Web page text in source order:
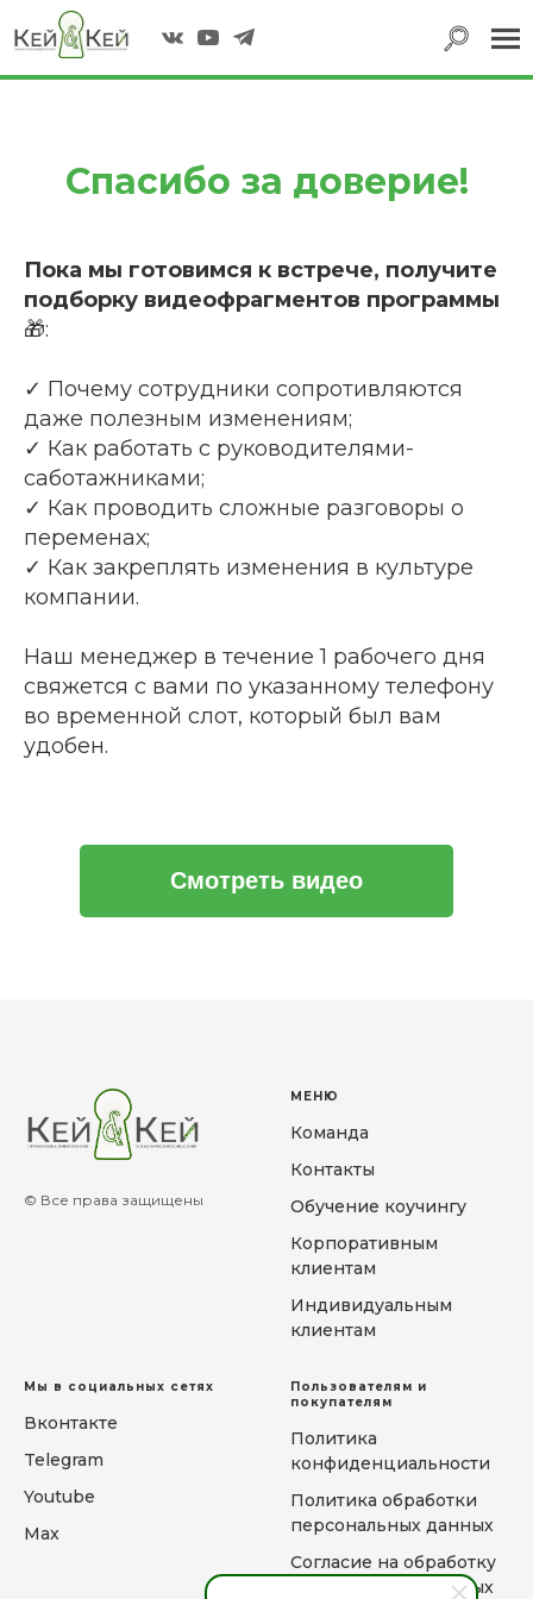
|||
специалистом №1"
НАЧАТЬ
Спасибо за доверие!
Пока мы готовимся к встрече, получите
подборку видеофрагментов программы
🎁:
✓ Почему сотрудники сопротивляются
даже полезным изменениям;
✓ Как работать с руководителями-
саботажниками;
✓ Как проводить сложные разговоры о
переменах;
✓ Как закреплять изменения в культуре
компании.
Наш менеджер в течение 1 рабочего дня
свяжется с вами по указанному телефону
во временной слот, который был вам
удобен.
Смотреть видео
© Все права защищены
МЕНЮ
Команда
Контакты
Обучение коучингу
Корпоративным
клиентам
Индивидуальным
клиентам
Мы в социальных сетях
Вконтакте
Telegram
Youtube
Max
Пользователям и
покупателям
Политика
конфиденциальности
Политика обработки
персональных данных
Согласие на обработку
персональных данных